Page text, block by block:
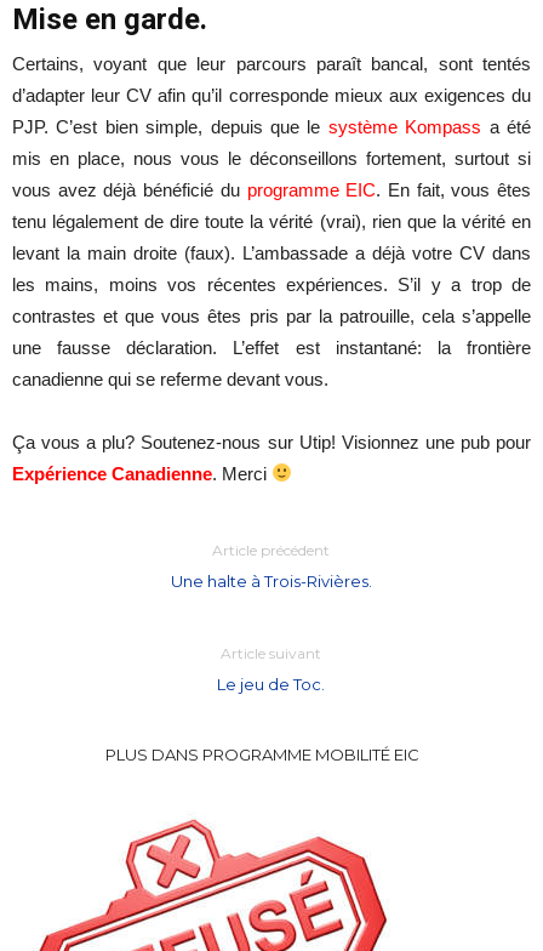
Mise en garde.
Certains, voyant que leur parcours paraît bancal, sont tentés
d’adapter leur CV afin qu’il corresponde mieux aux exigences du
PJP. C’est bien simple, depuis que le système Kompass a été
mis en place, nous vous le déconseillons fortement, surtout si
vous avez déjà bénéficié du programme EIC. En fait, vous êtes
tenu légalement de dire toute la vérité (vrai), rien que la vérité en
levant la main droite (faux). L’ambassade a déjà votre CV dans
les mains, moins vos récentes expériences. S’il y a trop de
contrastes et que vous êtes pris par la patrouille, cela s’appelle
une fausse déclaration. L’effet est instantané: la frontière
canadienne qui se referme devant vous.
Ça vous a plu? Soutenez-nous sur Utip! Visionnez une pub pour
Expérience Canadienne. Merci
Article précédent
Une halte à Trois-Rivières.
Article suivant
Le jeu de Toc.
PLUS DANS PROGRAMME MOBILITÉ EIC